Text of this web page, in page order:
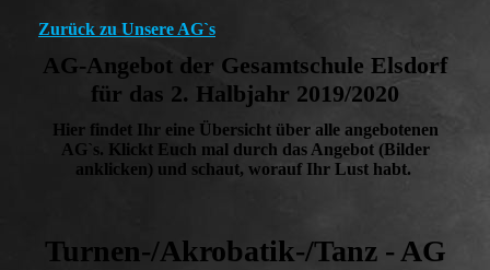
Zurück zu Unsere AG`s
AG-Angebot der Gesamtschule Elsdorf
für das 2. Halbjahr 2019/2020
Hier findet Ihr eine Übersicht über alle angebotenen
AG`s. Klickt Euch mal durch das Angebot (Bilder
anklicken) und schaut, worauf Ihr Lust habt.
Turnen-/Akrobatik-/Tanz - AG